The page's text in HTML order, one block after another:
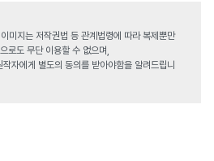
미지는 저작권법 등 관계법령에 따라 복제뿐만
로도 무단 이용할 수 없으며,
자에게 별도의 동의를 받아야함을 알려드립니